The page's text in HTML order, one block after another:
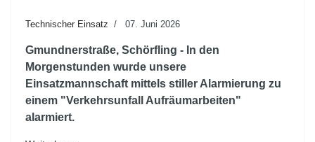
Technischer Einsatz 07. Juni 2026
Gmundnerstraße, Schörfling - In den
Morgenstunden wurde unsere
Einsatzmannschaft mittels stiller Alarmierung zu
einem "Verkehrsunfall Aufräumarbeiten"
alarmiert.